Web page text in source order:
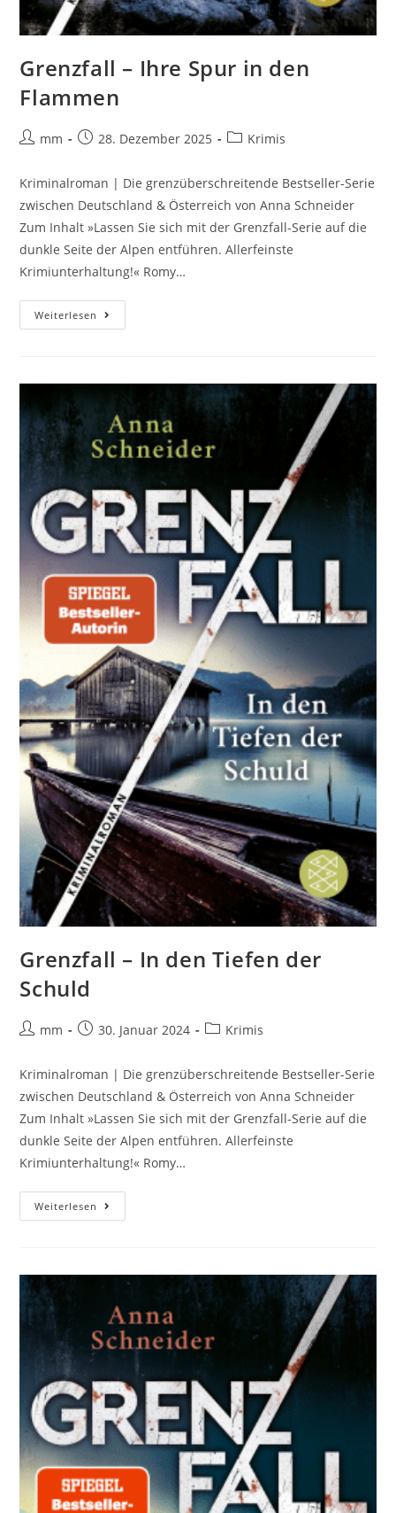
Grenzfall – Ihre Spur in den
Flammen
mm 28. Dezember 2025 Krimis
Kriminalroman | Die grenzüberschreitende Bestseller-Serie
zwischen Deutschland & Österreich von Anna Schneider
Zum Inhalt »Lassen Sie sich mit der Grenzfall-Serie auf die
dunkle Seite der Alpen entführen. Allerfeinste
Krimiunterhaltung!« Romy…
Weiterlesen
Grenzfall – In den Tiefen der
Schuld
mm 30. Januar 2024 Krimis
Kriminalroman | Die grenzüberschreitende Bestseller-Serie
zwischen Deutschland & Österreich von Anna Schneider
Zum Inhalt »Lassen Sie sich mit der Grenzfall-Serie auf die
dunkle Seite der Alpen entführen. Allerfeinste
Krimiunterhaltung!« Romy…
Weiterlesen